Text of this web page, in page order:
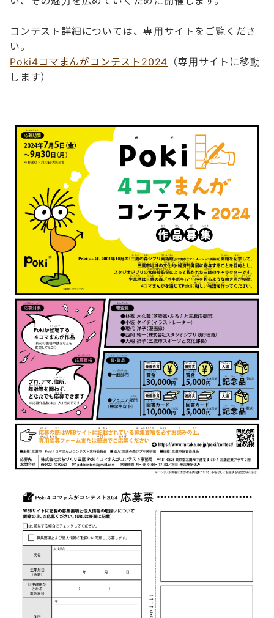
コンテスト詳細については、専用サイトをご覧くださ
い。
Poki4コマまんがコンテスト2024 （専用サイトに移動
します）